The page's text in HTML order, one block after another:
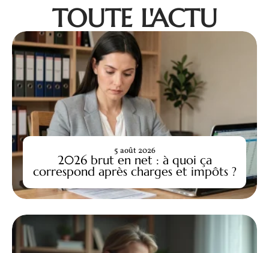
TOUTE L'ACTU
2026 brut en net : à quoi ça
correspond après charges et impôts ?
5 août 2026